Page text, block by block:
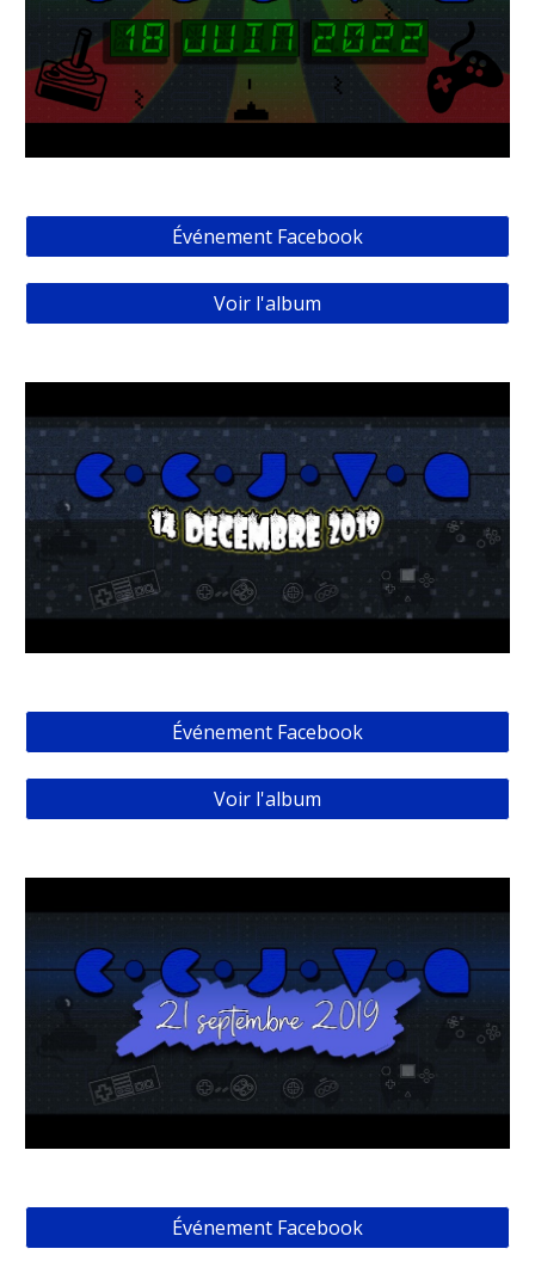
Événement Facebook
Voir l'album
Événement Facebook
Voir l'album
Événement Facebook